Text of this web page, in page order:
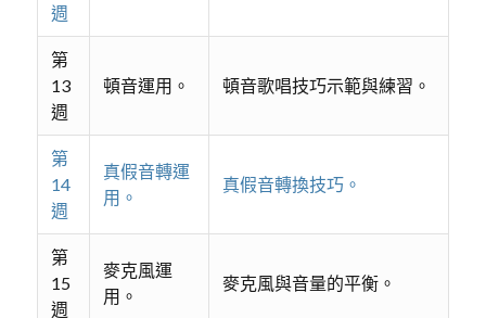
週
第
13
週
頓音運用。 頓音歌唱技巧示範與練習。
第
14
週
真假音轉運
用。
真假音轉換技巧。
第
15
週
麥克風運
用。
麥克風與音量的平衡。